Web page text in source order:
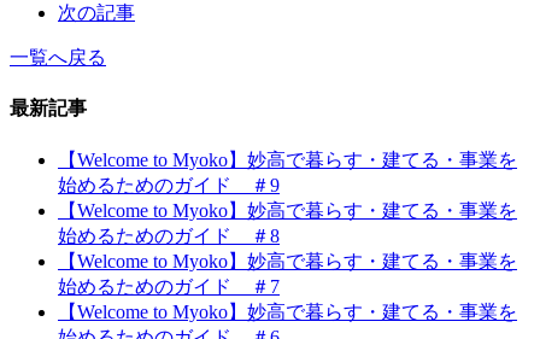
次の記事
一覧へ戻る
最新記事
【Welcome to Myoko】妙高で暮らす・建てる・事業を
始めるためのガイド ＃9
【Welcome to Myoko】妙高で暮らす・建てる・事業を
始めるためのガイド ＃8
【Welcome to Myoko】妙高で暮らす・建てる・事業を
始めるためのガイド ＃7
【Welcome to Myoko】妙高で暮らす・建てる・事業を